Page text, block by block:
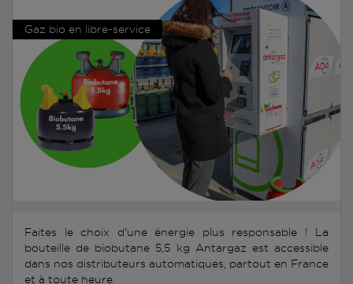
Gaz bio en libre-service
Faites le choix d'une énergie plus responsable ! La
bouteille de biobutane 5,5 kg Antargaz est accessible
dans nos distributeurs automatiques, partout en France
et à toute heure.